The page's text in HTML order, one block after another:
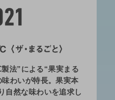
法”による“果実まる
味わいが特長。果実本
自然な味わいを追求し